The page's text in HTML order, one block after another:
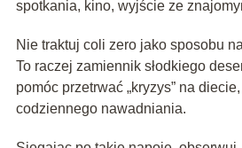
spotkania, kino, wyjście ze
Nie traktuj coli zero jako sposobu
To raczej zamiennik słodkiego
pomóc przetrwać „kryzys” na
codziennego nawadniania.